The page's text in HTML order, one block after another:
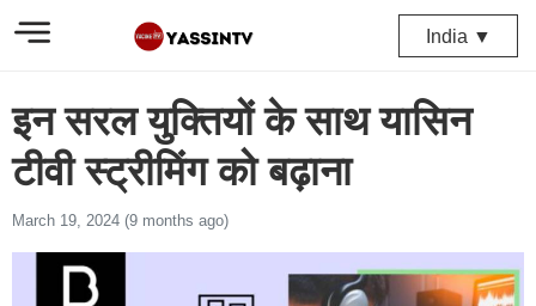
India ▼
इन सरल युक्तियों के साथ यासिन
टीवी स्ट्रीमिंग को बढ़ाना
March 19, 2024 (9 months ago)